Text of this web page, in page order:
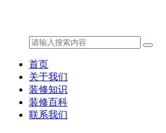
首页
关于我们
装修知识
装修百科
联系我们